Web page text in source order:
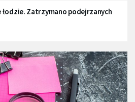
łodzie. Zatrzymano podejrzanych